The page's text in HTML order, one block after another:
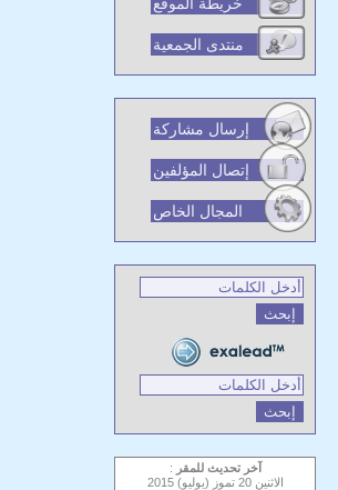
منتدى الجمعية
إرسال مشاركة
إتصال المؤلفين
المجال الخاص
آخر تحديث للمقر :
الاثنين 20 تموز (يوليو) 2015